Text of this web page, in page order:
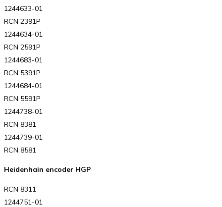
1244633-01
RCN 2391P
1244634-01
RCN 2591P
1244683-01
RCN 5391P
1244684-01
RCN 5591P
1244738-01
RCN 8381
1244739-01
RCN 8581
Heidenhain encoder HGP
RCN 8311
1244751-01